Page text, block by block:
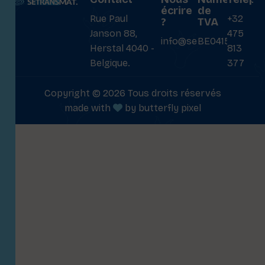
Rue Paul
Janson 88,
Herstal 4040 -
Belgique.
écrire
?
info@setransmat.com
de
TVA
BE0415027069
+32
475
813
377
Copyright © 2026 Tous droits réservés
made with
by butterfly pixel